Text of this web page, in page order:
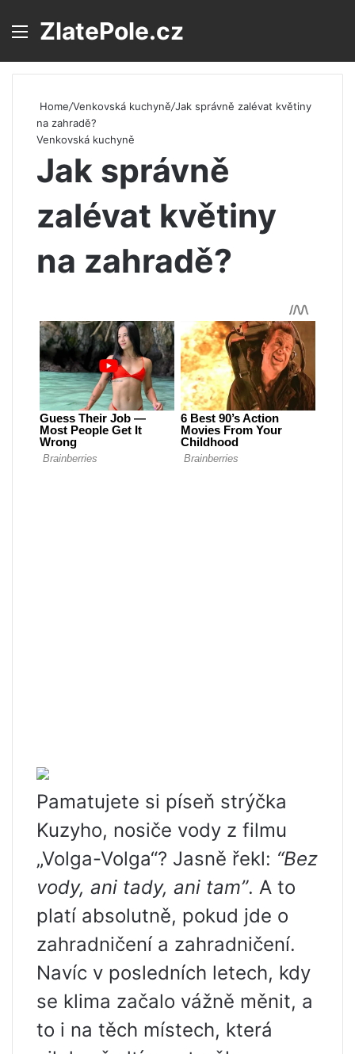
Menu
ZlatePole.cz
Home/Venkovská kuchyně/Jak správně zalévat květiny
na zahradě?
Venkovská kuchyně
Jak správně
zalévat květiny
na zahradě?
Pamatujete si píseň strýčka
Kuzyho, nosiče vody z filmu
„Volga-Volga“? Jasně řekl: “Bez
vody, ani tady, ani tam”. A to
platí absolutně, pokud jde o
zahradničení a zahradničení.
Navíc v posledních letech, kdy
se klima začalo vážně měnit, a
to i na těch místech, která